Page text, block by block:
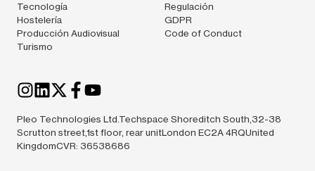
Tecnología
Hostelería
Producción Audiovisual
Turismo
Regulación
GDPR
Code of Conduct
Pleo Technologies Ltd.Techspace Shoreditch South,32-38
Scrutton street,1st floor, rear unitLondon EC2A 4RQUnited
KingdomCVR: 36538686